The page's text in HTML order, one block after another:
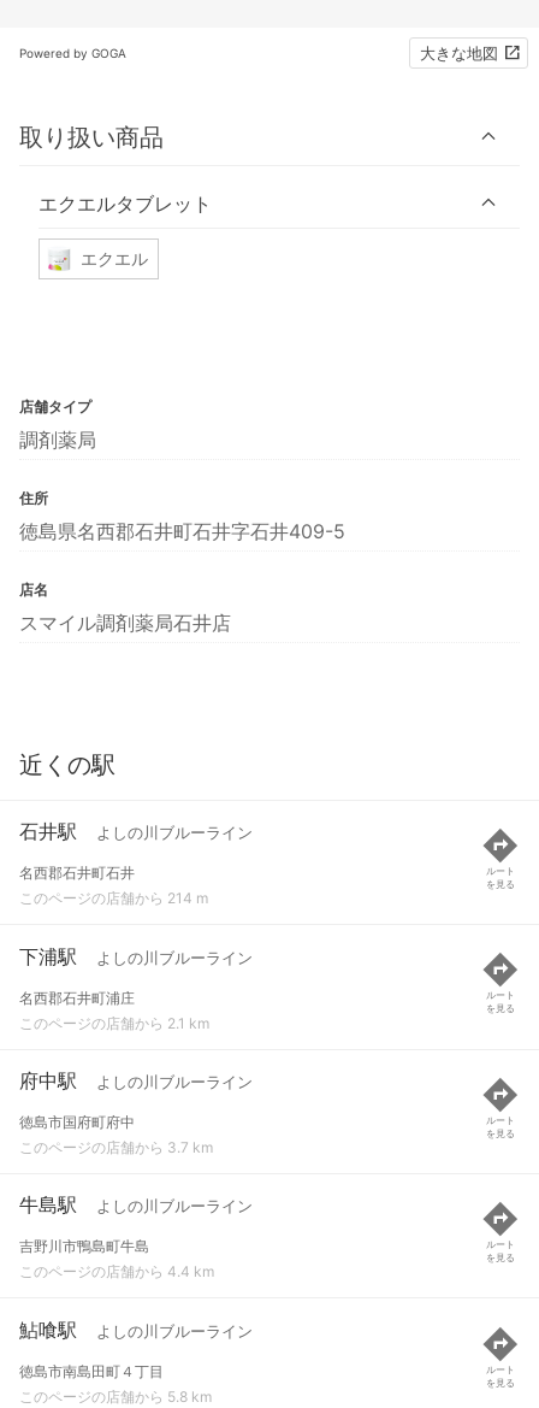
Powered by GOGA 大きな地図
取り扱い商品
エクエルタブレット
エクエル
店舗タイプ
調剤薬局
住所
徳島県名西郡石井町石井字石井409-5
店名
スマイル調剤薬局石井店
近くの駅
石井駅 よしの川ブルーライン
名西郡石井町石井
このページの店舗から 214 m
ルート
を見る
下浦駅 よしの川ブルーライン
名西郡石井町浦庄
このページの店舗から 2.1 km
ルート
を見る
府中駅 よしの川ブルーライン
徳島市国府町府中
このページの店舗から 3.7 km
ルート
を見る
牛島駅 よしの川ブルーライン
吉野川市鴨島町牛島
このページの店舗から 4.4 km
ルート
を見る
鮎喰駅 よしの川ブルーライン
徳島市南島田町４丁目
このページの店舗から 5.8 km
ルート
を見る